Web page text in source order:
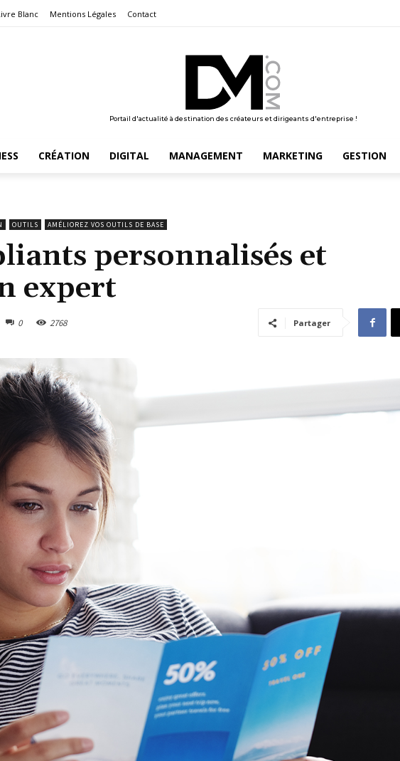
Blanc Mentions Légales Contact
Portail d'actualité à destination des créateurs et dirigeants d'entreprise !
CRÉATION DIGITAL MANAGEMENT MARKETING GESTION
OUTILS AMÉLIOREZ VOS OUTILS DE BASE
personnalisés et
expert
0 2768 Partager